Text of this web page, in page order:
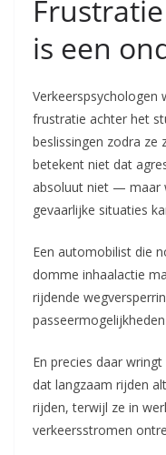
is een
Verkeerspsychologen
frustratie achter het
beslissingen zodra ze
betekent niet dat
absoluut niet — maar
gevaarlijke situaties
Een automobilist die
domme inhaalactie
rijdende
En precies daar
dat langzaam rijden
rijden, terwijl ze in
verkeersstromen